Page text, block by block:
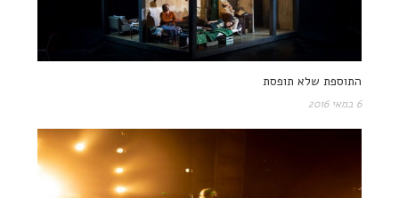
התוספת שלא תופסת
6 במאי 2016